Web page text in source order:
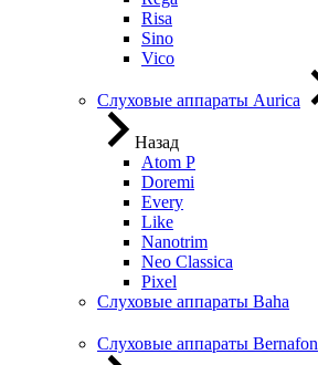
Risa
Sino
Vico
Слуховые аппараты Aurica
Назад
Atom P
Doremi
Every
Like
Nanotrim
Neo Classica
Pixel
Слуховые аппараты Baha
Слуховые аппараты Bernafon